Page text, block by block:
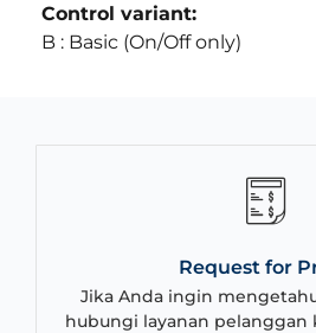
Control variant:
B : Basic (On/Off only)
Request for
Jika Anda ingin
hubungi layanan pelanggan